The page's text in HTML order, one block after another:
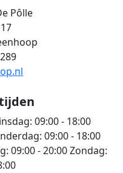
Pôlle
09:00 - 18:00
09:00 - 18:00
09:00 - 20:00Zondag: